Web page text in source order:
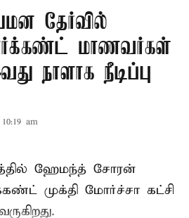
தேர்வில்
மாணவர்கள்
நாளாக நீடிப்பு
am
ஹேமந்த் சோரன்
முக்தி மோர்ச்சா கட்சி